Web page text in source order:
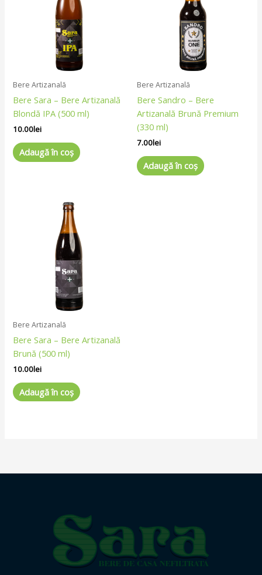
Bere Artizanală
Bere Sara – Bere Artizanală
Blondă IPA (500 ml)
10.00lei
Adaugă în coș
Bere Artizanală
Bere Sandro – Bere
Artizanală Brună Premium
(330 ml)
7.00lei
Adaugă în coș
Bere Artizanală
Bere Sara – Bere Artizanală
Brună (500 ml)
10.00lei
Adaugă în coș